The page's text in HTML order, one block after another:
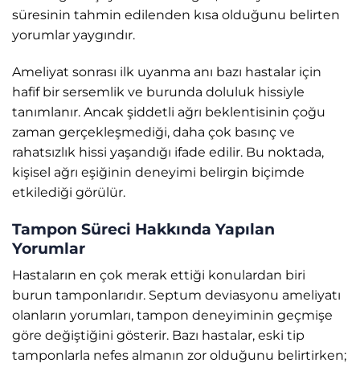
süresinin tahmin edilenden kısa olduğunu belirten
yorumlar yaygındır.
Ameliyat sonrası ilk uyanma anı bazı hastalar için
hafif bir sersemlik ve burunda doluluk hissiyle
tanımlanır. Ancak şiddetli ağrı beklentisinin çoğu
zaman gerçekleşmediği, daha çok basınç ve
rahatsızlık hissi yaşandığı ifade edilir. Bu noktada,
kişisel ağrı eşiğinin deneyimi belirgin biçimde
etkilediği görülür.
Tampon Süreci Hakkında Yapılan
Yorumlar
Hastaların en çok merak ettiği konulardan biri
burun tamponlarıdır. Septum deviasyonu ameliyatı
olanların yorumları, tampon deneyiminin geçmişe
göre değiştiğini gösterir. Bazı hastalar, eski tip
tamponlarla nefes almanın zor olduğunu belirtirken;